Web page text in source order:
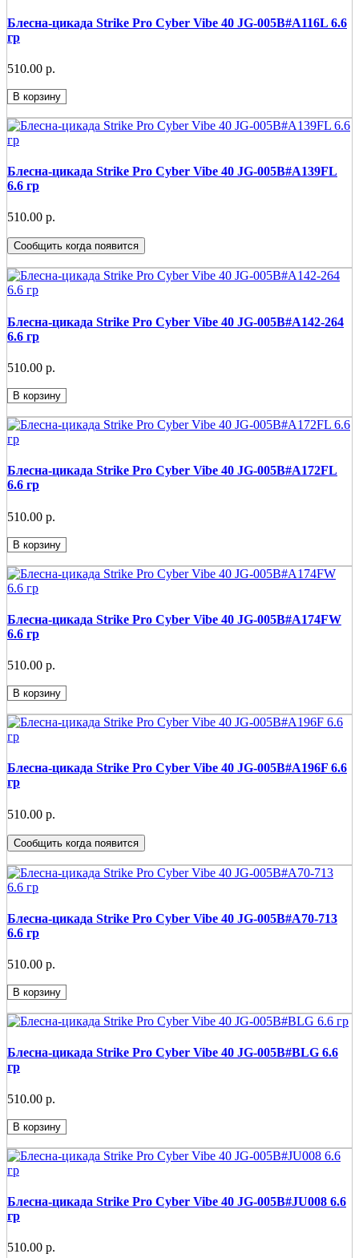
Блесна-цикада Strike Pro Cyber Vibe 40 JG-005B#A116L 6.6
гр
510.00 р.
В корзину
Блесна-цикада Strike Pro Cyber Vibe 40 JG-005B#A139FL
6.6 гр
510.00 р.
Сообщить когда появится
Блесна-цикада Strike Pro Cyber Vibe 40 JG-005B#A142-264
6.6 гр
510.00 р.
В корзину
Блесна-цикада Strike Pro Cyber Vibe 40 JG-005B#A172FL
6.6 гр
510.00 р.
В корзину
Блесна-цикада Strike Pro Cyber Vibe 40 JG-005B#A174FW
6.6 гр
510.00 р.
В корзину
Блесна-цикада Strike Pro Cyber Vibe 40 JG-005B#A196F 6.6
гр
510.00 р.
Сообщить когда появится
Блесна-цикада Strike Pro Cyber Vibe 40 JG-005B#A70-713
6.6 гр
510.00 р.
В корзину
Блесна-цикада Strike Pro Cyber Vibe 40 JG-005B#BLG 6.6
гр
510.00 р.
В корзину
Блесна-цикада Strike Pro Cyber Vibe 40 JG-005B#JU008 6.6
гр
510.00 р.